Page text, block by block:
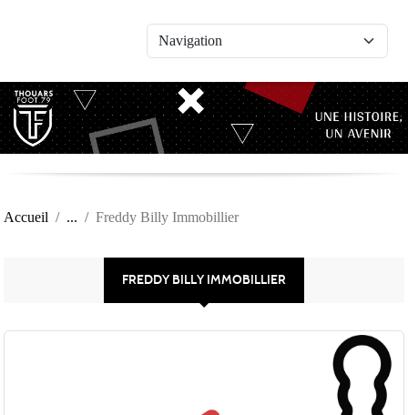
Accueil Freddy Billy Immobillier
FREDDY BILLY IMMOBILLIER